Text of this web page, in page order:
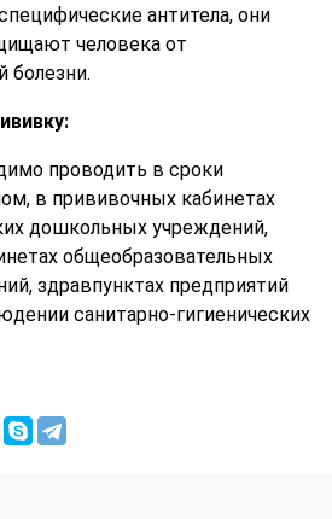
антитела, они
человека от
болезни.
проводить в сроки
в приви­вочных кабинетах
дошкольных учрежде­ний,
общеобразовательных
здравпунктах предприятий
санитар­но-гигиенических